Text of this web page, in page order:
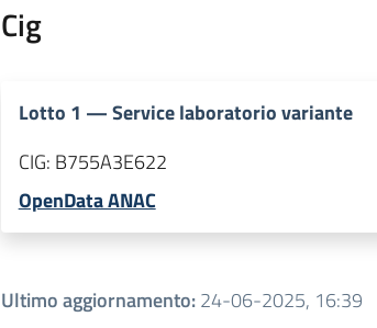
Cig
Lotto 1 —Service laboratorio variante
CIG: B755A3E622
OpenData ANAC
Ultimo aggiornamento:24-06-2025, 16:39